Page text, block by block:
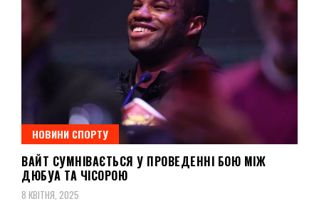
НОВИНИ СПОРТУ
ВАЙТ СУМНІВАЄТЬСЯ У ПРОВЕДЕННІ БОЮ МІЖ
ДЮБУА ТА ЧІСОРОЮ
8 КВІТНЯ, 2025